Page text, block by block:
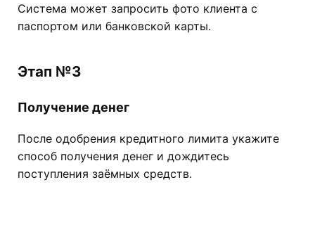
Система может запросить фото клиента с
паспортом или банковской карты.
Этап №3
Получение денег
После одобрения кредитного лимита укажите
способ получения денег и дождитесь
поступления заёмных средств.